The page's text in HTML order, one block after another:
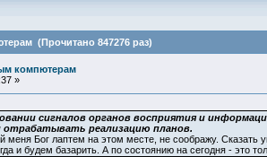
(Прочитано 847276 раз)
компютерам
»
сигналов органов восприятия и
отрабатывать реализацию планов.
меня Бог лаптем на этом месте, не соображу. Сказать
и будем базарить. А по состоянию на сегодня - это